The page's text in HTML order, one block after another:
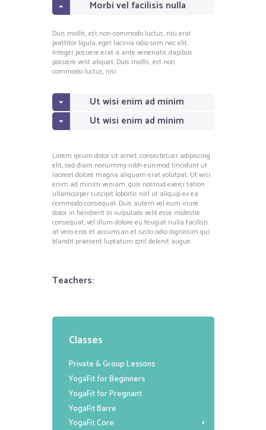
Morbi vel facilisis nulla
Duis mollis, est non commodo luctus, nisi erat
porttitor ligula, eget lacinia odio sem nec elit.
Integer posuere erat a ante venenatis dapibus
posuere velit aliquet. Duis mollis, est non
commodo luctus, nisi
Ut wisi enim ad minim
veniam quis nostrud?
Ut wisi enim ad minim
Lorem ipsum dolor sit amet, consectetuer adipiscing
elit, sed diam nonummy nibh euismod tincidunt ut
laoreet dolore magna aliquam erat volutpat. Ut wisi
enim ad minim veniam, quis nostrud exerci tation
ullamcorper suscipit lobortis nisl ut aliquip ex ea
commodo consequat. Duis autem vel eum iriure
dolor in hendrerit in vulputate velit esse molestie
consequat, vel illum dolore eu feugiat nulla facilisis
at vero eros et accumsan et iusto odio dignissim qui
blandit praesent luptatum zzril delenit augue.
Teachers:
Classes
Private & Group Lessons
YogaFit for Beginners
YogaFit for Pregnant
YogaFit Barre
YogaFit Core